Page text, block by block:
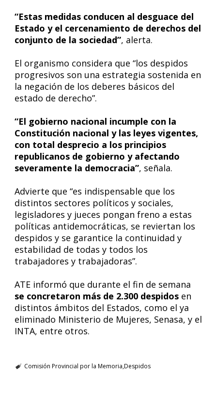
“Estas medidas conducen al desguace del
Estado y el cercenamiento de derechos del
conjunto de la sociedad”, alerta.
El organismo considera que “los despidos
progresivos son una estrategia sostenida en
la negación de los deberes básicos del
estado de derecho”.
“El gobierno nacional incumple con la
Constitución nacional y las leyes vigentes,
con total desprecio a los principios
republicanos de gobierno y afectando
severamente la democracia”, señala.
Advierte que “es indispensable que los
distintos sectores políticos y sociales,
legisladores y jueces pongan freno a estas
políticas antidemocráticas, se reviertan los
despidos y se garantice la continuidad y
estabilidad de todas y todos los
trabajadores y trabajadoras”.
ATE informó que durante el fin de semana
se concretaron más de 2.300 despidos en
distintos ámbitos del Estados, como el ya
eliminado Ministerio de Mujeres, Senasa, y el
INTA, entre otros.
Comisión Provincial por la Memoria Despidos